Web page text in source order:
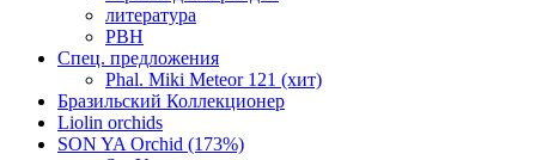
литература
РВН
Спец. предложения
Phal. Miki Meteor 121 (хит)
Бразильский Коллекционер
Liolin orchids
SON YA Orchid (173%)